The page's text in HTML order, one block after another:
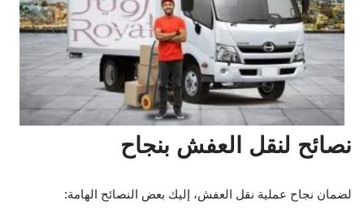
نصائح لنقل العفش بنجاح
لضمان نجاح عملية نقل العفش، إليك بعض النصائح الهامة: